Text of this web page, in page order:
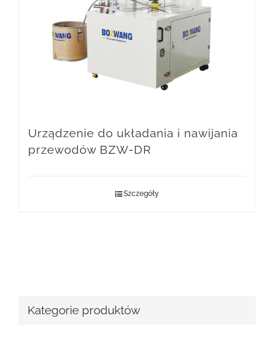
Urządzenie do układania i nawijania
przewodów BZW-DR
Szczegóły
Kategorie produktów